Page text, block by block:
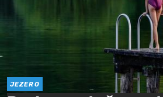
JEZERO